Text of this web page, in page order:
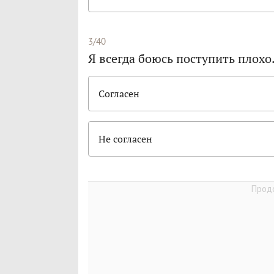
3/40
Я всегда боюсь поступить
Согласен
Не согласен